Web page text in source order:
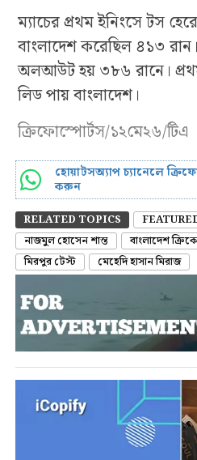
ম্যাচের প্রথম ইনিংসে টস
বাংলাদেশ করেছিল ৪১৩
অলআউট হয় ৩৮৬ রানে।
লিড পায় বাংলাদেশ।
ক্রিফোস্পোর্টস/১২মে২৬/টিএ
হোয়াটসঅ্যাপ চ্যানেলে
করুন
RELATED TOPICS
নাজমুল হোসেন শান্ত
বাংলাদেশ
মিরপুর টেস্ট
মেহেদি হাসান মিরাজ